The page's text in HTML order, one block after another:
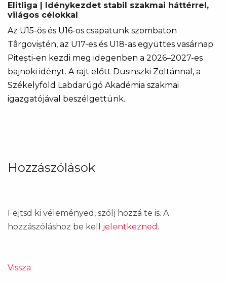
Elitliga | Idénykezdet stabil szakmai háttérrel,
világos célokkal
Az U15-ös és U16-os csapatunk szombaton
Târgoviștén, az U17-es és U18-as együttes vasárnap
Pitești-en kezdi meg idegenben a 2026–2027-es
bajnoki idényt. A rajt előtt Dusinszki Zoltánnal, a
Székelyföld Labdarúgó Akadémia szakmai
igazgatójával beszélgettünk.
Hozzászólások
Fejtsd ki véleményed, szólj hozzá te is. A
hozzászóláshoz be kell jelentkezned .
Vissza